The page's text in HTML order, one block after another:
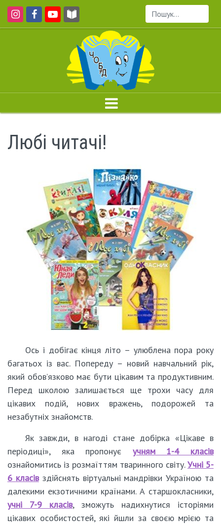
Пошук...
Любі читачі!
Ось і добігає кінця літо – улюблена пора року
багатьох із вас. Попереду – новий навчальний рік,
який обов’язково має бути цікавим та продуктивним.
Перед школою залишається ще трохи часу для
цікавих подій, нових вражень, подорожей та
незабутніх знайомств.
Як завжди, в нагоді стане добірка «Цікаве в
періодиці», яка пропонує учням 1-4 класів
ознайомитись із розмаїттям тваринного світу.Учні 5-
6 класівздійснять віртуальні мандрівки Україною та
далекими екзотичними країнами. А старшокласники,
учні 7-9 класів, зможуть надихнутися історіями
цікавих особистостей, які йшли за своєю мрією та